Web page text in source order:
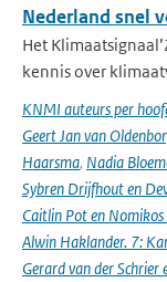
Nederland snel
Het
kennis over
KNMI auteurs per
Geert Jan van
Haarsma, Nadia
Sybren Drijfhout en
Caitlin Pot en
Alwin Haklander. 7:
Gerard van der Schrier